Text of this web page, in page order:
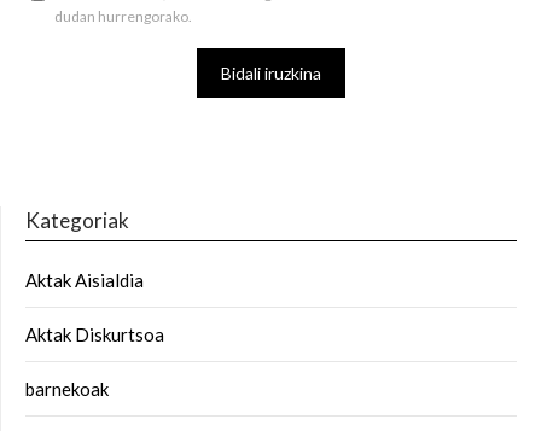
dudan hurrengorako.
Kategoriak
Aktak Aisialdia
Aktak Diskurtsoa
barnekoak